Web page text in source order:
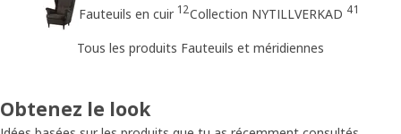
Fauteuils en cuir 12Collection NYTILLVERKAD 41
Tous les produits Fauteuils et méridiennes
Obtenez le look